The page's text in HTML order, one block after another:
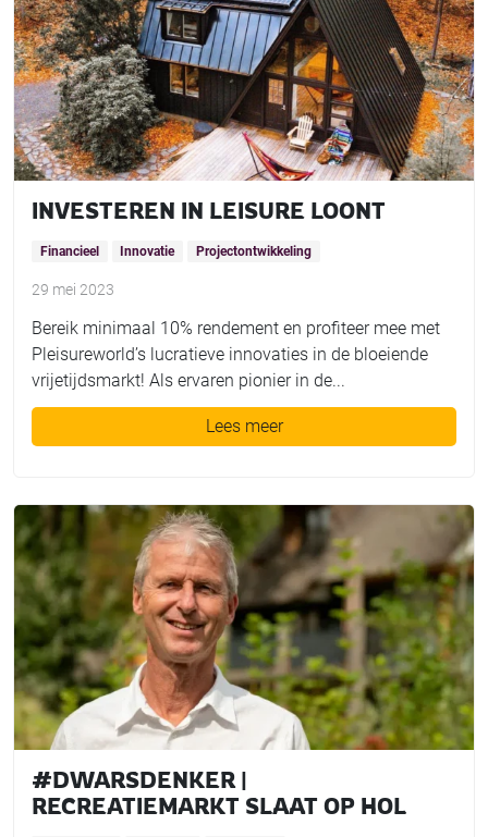
INVESTEREN IN LEISURE LOONT
Financieel Innovatie Projectontwikkeling
29 mei 2023
Bereik minimaal 10% rendement en profiteer mee met
Pleisureworld’s lucratieve innovaties in de bloeiende
vrijetijdsmarkt! Als ervaren pionier in de...
Lees meer
#DWARSDENKER |
RECREATIEMARKT SLAAT OP HOL